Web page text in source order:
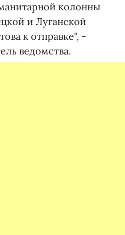
колонны
и Луганской
к отправке", -
ведомства.